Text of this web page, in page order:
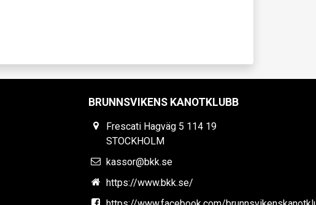
BRUNNSVIKENS KANOTKLUBB
Frescati Hagväg 5 114 19
STOCKHOLM
kassor@bkk.se
https://www.bkk.se/